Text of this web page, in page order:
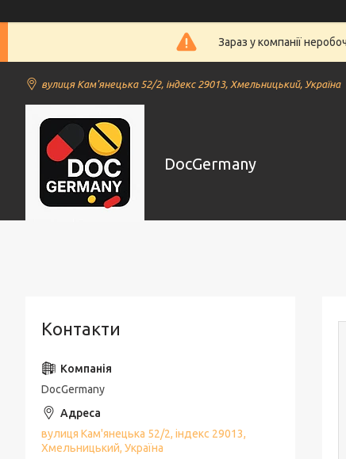
Зараз у компанії
вулиця Кам'янецька 52/2, індекс 29013, Хмельницький, Україна
DocGermany
Контакти
DocGermany
вулиця Кам'янецька 52/2, індекс 29013,
Хмельницький, Україна